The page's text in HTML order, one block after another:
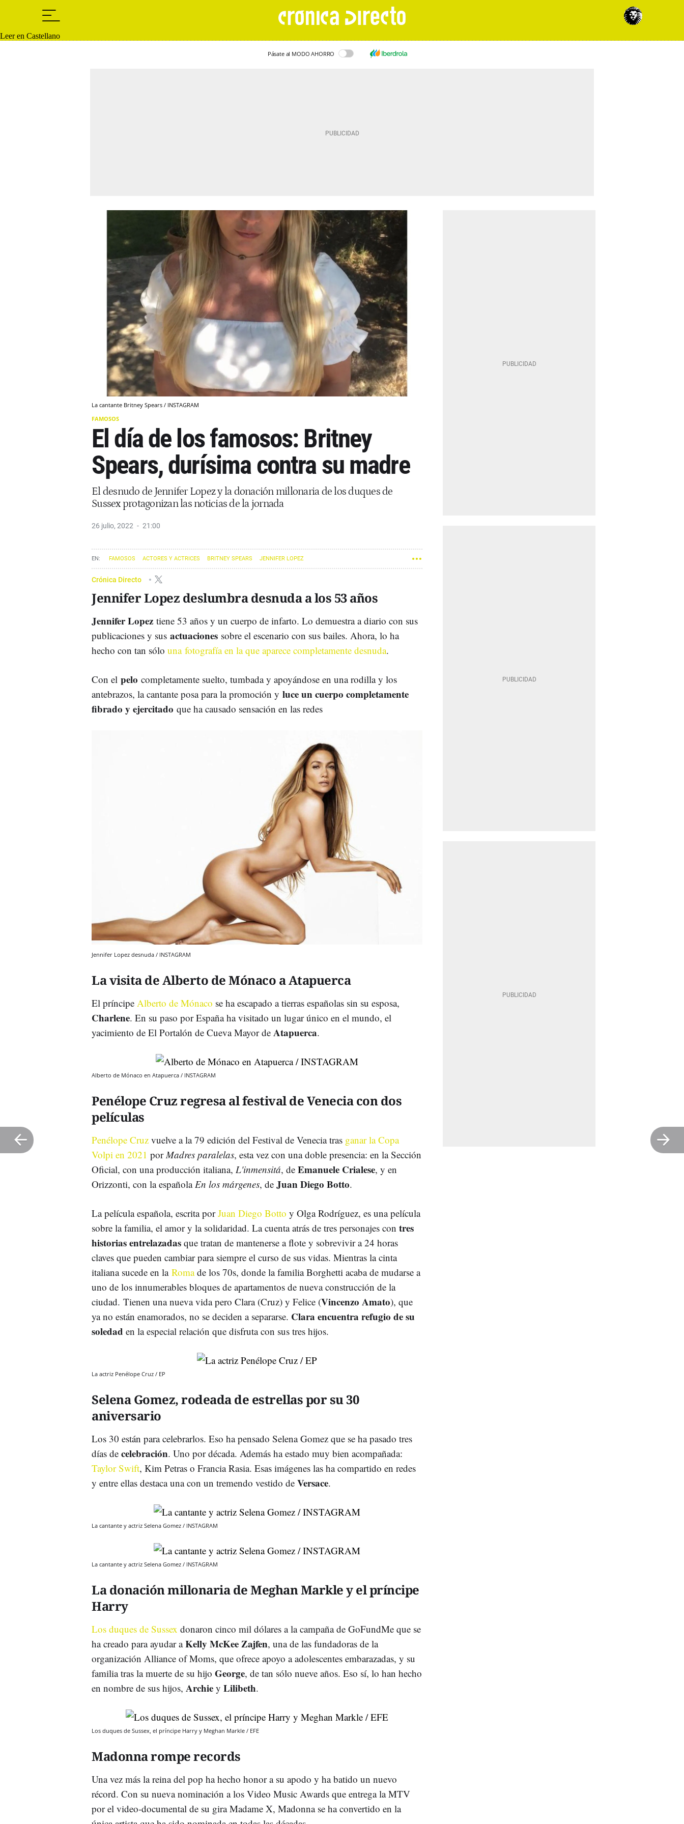
Leer en Castellano
Pásate al MODO AHORRO
La cantante Britney Spears / INSTAGRAM
FAMOSOS
El día de los famosos: Britney
Spears, durísima contra su madre
El desnudo de Jennifer Lopez y la donación millonaria de los duques de
Sussex protagonizan las noticias de la jornada
26 julio, 2022 21:00
FAMOSOS ACTORES Y ACTRICES BRITNEY SPEARS JENNIFER LOPEZ
Crónica Directo
Jennifer Lopez deslumbra desnuda a los 53 años
Jennifer Lopez tiene 53 años y un cuerpo de infarto. Lo demuestra a diario con sus
publicaciones y sus actuaciones sobre el escenario con sus bailes. Ahora, lo ha
hecho con tan sólo una fotografía en la que aparece completamente desnuda.
Con el pelo completamente suelto, tumbada y apoyándose en una rodilla y los
antebrazos, la cantante posa para la promoción y luce un cuerpo completamente
fibrado y ejercitado que ha causado sensación en las redes
Jennifer Lopez desnuda / INSTAGRAM
La visita de Alberto de Mónaco a Atapuerca
El príncipe Alberto de Mónaco se ha escapado a tierras españolas sin su esposa,
Charlene. En su paso por España ha visitado un lugar único en el mundo, el
yacimiento de El Portalón de Cueva Mayor de Atapuerca.
Alberto de Mónaco en Atapuerca / INSTAGRAM
Penélope Cruz regresa al festival de Venecia con dos
películas
Penélope Cruz vuelve a la 79 edición del Festival de Venecia tras ganar la Copa
Volpi en 2021 por Madres paralelas, esta vez con una doble presencia: en la Sección
Oficial, con una producción italiana, L'inmensitá, de Emanuele Crialese, y en
Orizzonti, con la española En los márgenes, de Juan Diego Botto.
La película española, escrita porJuan Diego Botto y Olga Rodríguez, es una película
sobre la familia, el amor y la solidaridad. La cuenta atrás de tres personajes con tres
historias entrelazadas que tratan de mantenerse a flote y sobrevivir a 24 horas
claves que pueden cambiar para siempre el curso de sus vidas. Mientras la cinta
italiana sucede en la Romade los 70s, donde la familia Borghetti acaba de mudarse a
uno de los innumerables bloques de apartamentos de nueva construcción de la
ciudad. Tienen una nueva vida pero Clara (Cruz) y Felice (Vincenzo Amato), que
ya no están enamorados, no se deciden a separarse. Clara encuentra refugio de su
soledad en la especial relación que disfruta con sus tres hijos.
La actriz Penélope Cruz / EP
Selena Gomez, rodeada de estrellas por su 30
aniversario
Los 30 están para celebrarlos. Eso ha pensado Selena Gomez que se ha pasado tres
días de celebración. Uno por década. Además ha estado muy bien acompañada:
Taylor Swift, Kim Petras o Francia Rasia. Esas imágenes las ha compartido en redes
y entre ellas destaca una con un tremendo vestido de Versace.
La cantante y actriz Selena Gomez / INSTAGRAM
La cantante y actriz Selena Gomez / INSTAGRAM
La donación millonaria de Meghan Markle y el príncipe
Harry
Los duques de Sussex donaron cinco mil dólares a la campaña de GoFundMe que se
ha creado para ayudar aKelly McKee Zajfen, una de las fundadoras de la
organización Alliance of Moms, que ofrece apoyo a adolescentes embarazadas, y su
familia tras la muerte de su hijo George, de tan sólo nueve años. Eso sí, lo han hecho
en nombre de sus hijos, Archie y Lilibeth.
Los duques de Sussex, el príncipe Harry y Meghan Markle / EFE
Madonna rompe records
Una vez más la reina del pop ha hecho honor a su apodo y ha batido un nuevo
récord. Con su nueva nominación a los Video Music Awards que entrega la MTV
por el video-documental de su gira Madame X, Madonna se ha convertido en la